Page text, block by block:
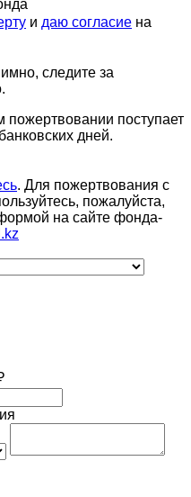
и даю согласие на
следите за
поступает
дней.
. Для пожертвования с
пожалуйста,
на сайте фонда-